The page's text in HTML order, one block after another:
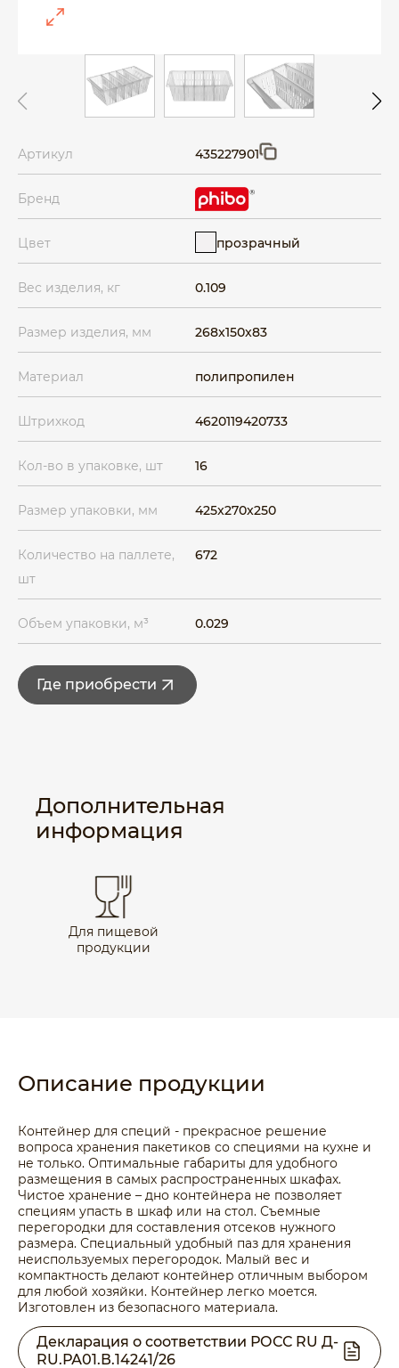
Артикул 435227901
Бренд
Цвет прозрачный
Вес изделия, кг 0.109
Размер изделия, мм 268x150x83
Материал полипропилен
Штрихкод 4620119420733
Кол-во в упаковке, шт 16
Размер упаковки, мм 425x270x250
Количество на паллете,
шт
672
Объем упаковки, м³ 0.029
Где приобрести
Дополнительная
информация
Для пищевой
продукции
Описание продукции
Контейнер для специй - прекрасное решение
вопроса хранения пакетиков со специями на кухне и
не только. Оптимальные габариты для удобного
размещения в самых распространенных шкафах.
Чистое хранение – дно контейнера не позволяет
специям упасть в шкаф или на стол. Съемные
перегородки для составления отсеков нужного
размера. Специальный удобный паз для хранения
неиспользуемых перегородок. Малый вес и
компактность делают контейнер отличным выбором
для любой хозяйки. Контейнер легко моется.
Изготовлен из безопасного материала.
Декларация о соответствии РОСС RU Д-
RU.РА01.В.14241/26